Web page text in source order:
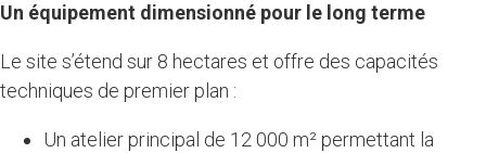
Un équipement dimensionné pour le long terme
Le site s’étend sur 8 hectares et offre des capacités
techniques de premier plan :
Un atelier principal de 12 000 m² permettant la